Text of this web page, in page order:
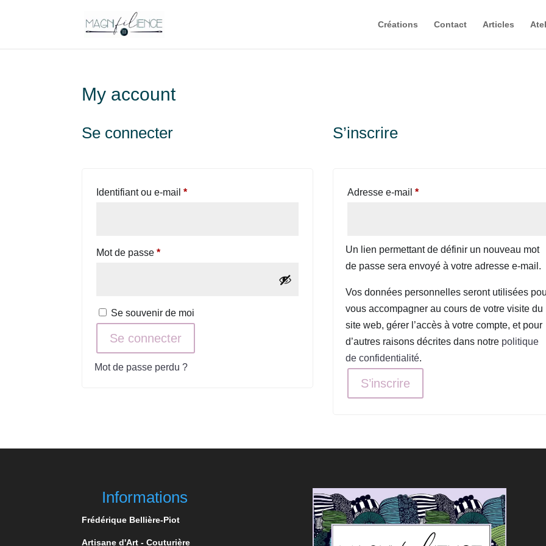
Créations Contact Articles
My account
Se connecter
Identifiant ou e-mail*Obligatoire
Mot de passe*Obligatoire
Se souvenir de moi
Se connecter
Mot de passe perdu ?
S’inscrire
Adresse e-mail*Obligatoire
Un lien permettant de définir un nouveau mot
de passe sera envoyé à votre adresse e-mail.
Vos données personnelles seront utilisées
vous accompagner au cours de votre visite du
site web, gérer l’accès à votre compte, et pour
d’autres raisons décrites dans notre politique
de confidentialité.
S’inscrire
Informations
Frédérique Bellière-Piot
Artisane d'Art - Couturière